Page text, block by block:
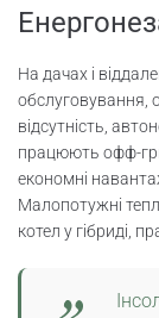
На дачах і
обслуговування,
відсутність,
працюють офф-
економні
Малопотужні
котел у гібриді,